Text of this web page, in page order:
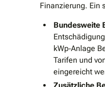
Finanzierung. Ein
Bundesweite
kWp‐Anlage
Tarifen und
eingereicht